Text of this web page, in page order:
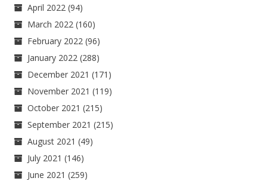
April 2022 (94)
March 2022 (160)
February 2022 (96)
January 2022 (288)
December 2021 (171)
November 2021 (119)
October 2021 (215)
September 2021 (215)
August 2021 (49)
July 2021 (146)
June 2021 (259)